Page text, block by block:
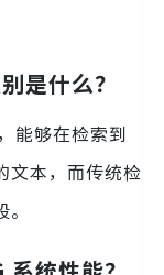
是什么？
能够在检索到
文本，而传统检